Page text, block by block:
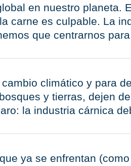
en nuestro planeta.
carne es culpable. La
que centrarnos
climático y para
y tierras, dejen
la industria cárnica
ya se enfrentan